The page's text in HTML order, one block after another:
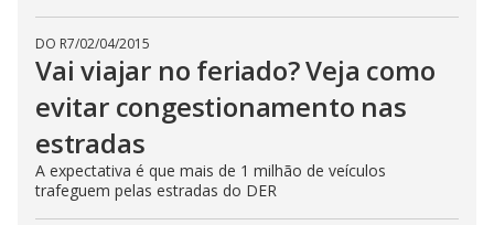
DO R7/02/04/2015
Vai viajar no feriado? Veja como
evitar congestionamento nas
estradas
A expectativa é que mais de 1 milhão de veículos
trafeguem pelas estradas do DER